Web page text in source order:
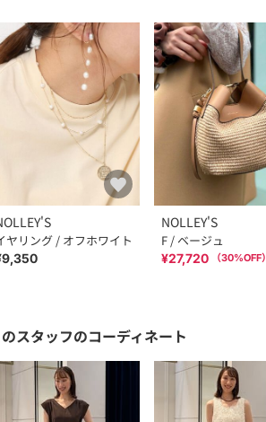
ヤリング / オフホワイト
NOLLEY'S
F / ベージュ
¥27,720 （30%OFF）
スタッフのコーディネート